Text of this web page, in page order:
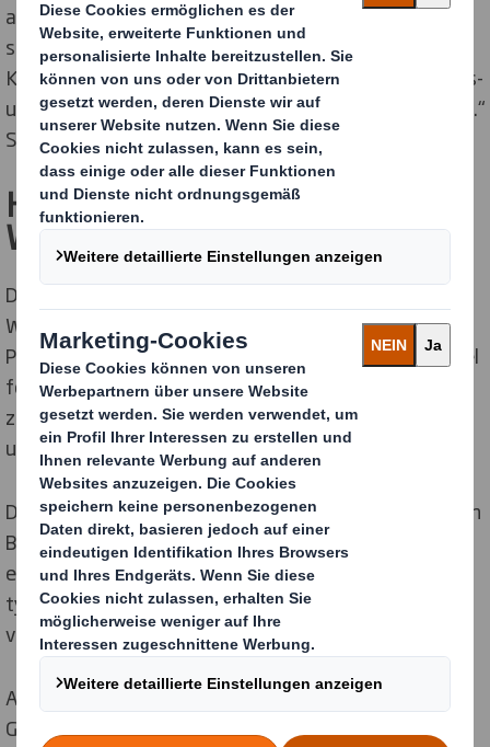
aller Produkte, Materialien und Verpackungen. Dies
stellt ein Risiko, aber auch eine Chance dar, unsere
Kunden mit Lösungen zu begeistern, die ihre Leistungs-
und Nachhaltigkeitsanforderungen in Einklang bringen.“
Sam Jones, Nachhaltigkeitsmanager.
Herausfordernde
Wahrnehmungen
DS Smith arbeitet kontinuierlich daran, den wahren
Wert nachhaltiger Verpackungen zu fördern, die
Produkte schützen und Marken aufbauen. Zum Beispiel
fördern Verpackungsinnovationen wie PACE eine
zuverlässige Verpackungsleistung, reduzieren Abfall
und verwenden nicht mehr Material als nötig.
Die Auswirkungen von Verpackungen machen nur einen
Bruchteil der gesamten Kohlenstoffauswirkungen
eines Produkts aus, und Verpackungen schützen
typischerweise zehnmal mehr Ressourcen als sie
verbrauchen.*
Aus diesem Grund macht eine Spezifizierung auf
Grundlage der Leistung und nicht der Papierparameter